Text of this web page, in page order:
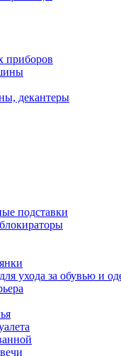
приборов
декантеры
подставки
ухода за обувью и